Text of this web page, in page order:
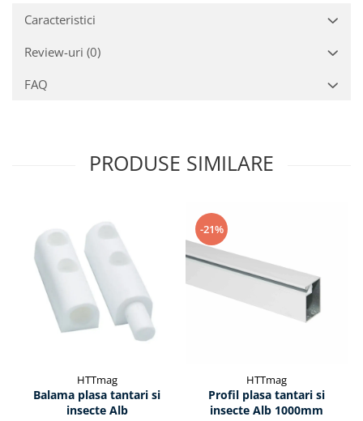
Caracteristici
Review-uri (0)
FAQ
PRODUSE SIMILARE
HTTmag
Balama plasa tantari si
insecte Alb
-21%
HTTmag
Profil plasa tantari si
insecte Alb 1000mm